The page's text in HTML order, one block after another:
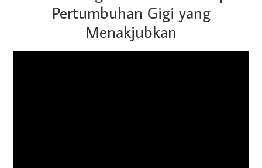
Pertumbuhan Gigi yang
Menakjubkan